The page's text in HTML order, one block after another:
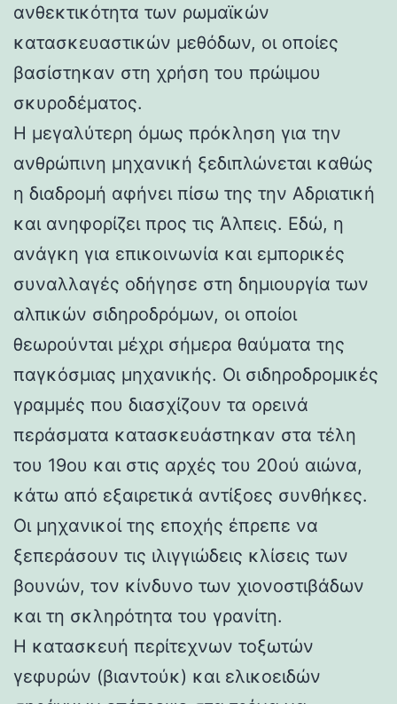
ανθεκτικότητα των ρωμαϊκών
κατασκευαστικών μεθόδων, οι οποίες
βασίστηκαν στη χρήση του πρώιμου
σκυροδέματος.
Η μεγαλύτερη όμως πρόκληση για την
ανθρώπινη μηχανική ξεδιπλώνεται καθώς
η διαδρομή αφήνει πίσω της την Αδριατική
και ανηφορίζει προς τις Άλπεις. Εδώ, η
ανάγκη για επικοινωνία και εμπορικές
συναλλαγές οδήγησε στη δημιουργία των
αλπικών σιδηροδρόμων, οι οποίοι
θεωρούνται μέχρι σήμερα θαύματα της
παγκόσμιας μηχανικής. Οι σιδηροδρομικές
γραμμές που διασχίζουν τα ορεινά
περάσματα κατασκευάστηκαν στα τέλη
του 19ου και στις αρχές του 20ού αιώνα,
κάτω από εξαιρετικά αντίξοες συνθήκες.
Οι μηχανικοί της εποχής έπρεπε να
ξεπεράσουν τις ιλιγγιώδεις κλίσεις των
βουνών, τον κίνδυνο των χιονοστιβάδων
και τη σκληρότητα του γρανίτη.
Η κατασκευή περίτεχνων τοξωτών
γεφυρών (βιαντούκ) και ελικοειδών